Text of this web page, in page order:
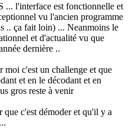
l'interface est fonctionnelle et
vu l'ancien programme
.. ça fait loin) ... Neanmoins le
et d'actualité vu que
dernière ..
c'est un challenge et que
et en le décodant et en
gros reste à venir
que c'est démoder et qu'il y a